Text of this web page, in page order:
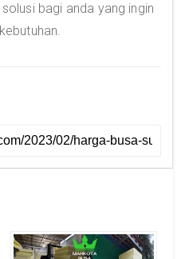
bagi anda yang ingin